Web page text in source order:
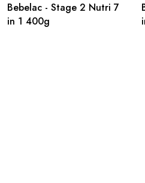
Bebelac - Stage 2 Nutri 7
in 1 400g